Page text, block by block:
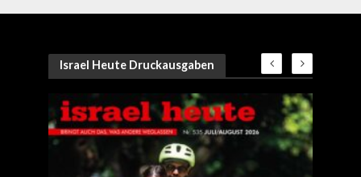
Israel Heute Druckausgaben